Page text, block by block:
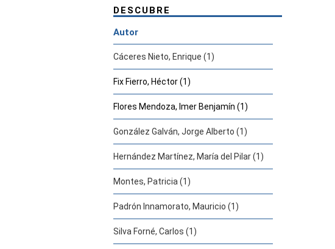
DESCUBRE
Autor
Cáceres Nieto, Enrique (1)
Fix Fierro, Héctor (1)
Flores Mendoza, Imer Benjamín (1)
González Galván, Jorge Alberto (1)
Hernández Martínez, María del Pilar (1)
Montes, Patricia (1)
Padrón Innamorato, Mauricio (1)
Silva Forné, Carlos (1)